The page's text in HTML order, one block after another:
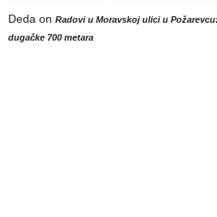
Deda on Radovi u Moravskoj ulici u
dugačke 700 metara